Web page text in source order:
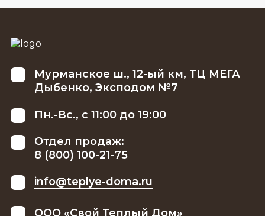
Мурманское ш., 12-ый км, ТЦ МЕГА
Дыбенко, Эксподом №7
Пн.-Вс., с 11:00 до 19:00
Отдел продаж:
8 (800) 100-21-75
info@teplye-doma.ru
ООО «Свой Теплый Дом»